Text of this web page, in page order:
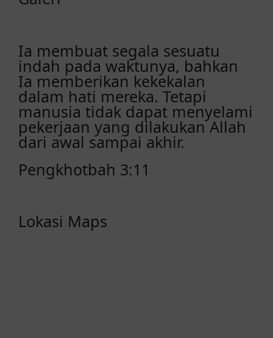
Ia membuat segala sesuatu
indah pada waktunya, bahkan
Ia memberikan kekekalan
dalam hati mereka. Tetapi
manusia tidak dapat menyelami
pekerjaan yang dilakukan Allah
dari awal sampai akhir.
Pengkhotbah 3:11
Lokasi Maps